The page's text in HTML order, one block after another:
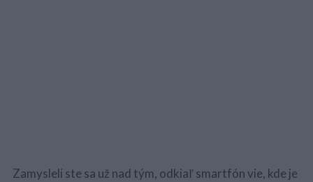
Zamysleli ste sa už nad tým, odkiaľ smartfón vie, kde je